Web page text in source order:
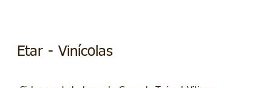
Etar - Vinícolas